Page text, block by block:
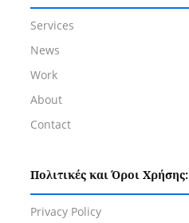
Services
News
Work
About
Contact
Πολιτικές και Όροι Χρήσης:
Privacy Policy